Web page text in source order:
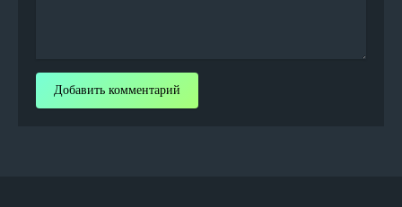
Добавить комментарий